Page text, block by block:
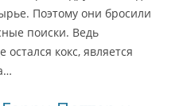
Поэтому они бросили
поиски. Ведь
кокс, является